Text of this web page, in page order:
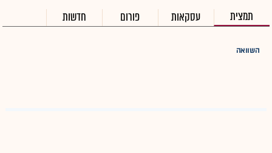
תמצית עסקאות פורום חדשות
השוואה